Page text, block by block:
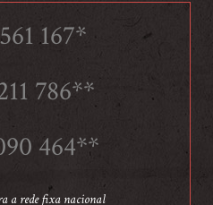
167*
786**
464**
a rede fixa nacional